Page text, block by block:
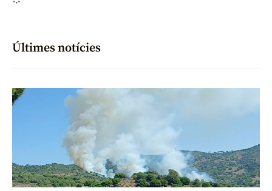
Últimes notícies